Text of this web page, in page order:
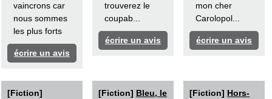
vaincrons car
nous sommes
les plus forts
écrire un avis
trouverez le
coupab...
écrire un avis
mon cher
Carolopol...
écrire un avis
[Fiction]
[Fiction] Bleu, le
[Fiction] Hors-